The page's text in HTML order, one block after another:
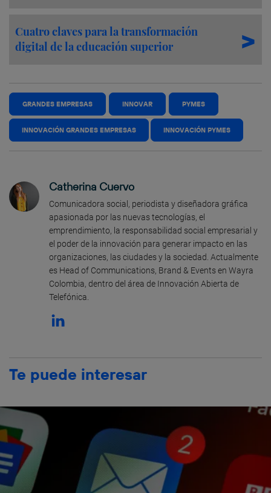
Cuatro claves para la transformación
digital de la educación superior
GRANDES EMPRESAS INNOVAR PYMES
INNOVACIÓN GRANDES EMPRESAS INNOVACIÓN PYMES
Catherina Cuervo
Comunicadora social, periodista y diseñadora gráfica
apasionada por las nuevas tecnologías, el
emprendimiento, la responsabilidad social empresarial y
el poder de la innovación para generar impacto en las
organizaciones, las ciudades y la sociedad. Actualmente
es Head of Communications, Brand & Events en Wayra
Colombia, dentro del área de Innovación Abierta de
Telefónica.
Te puede interesar